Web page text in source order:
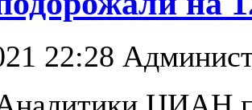
22:28